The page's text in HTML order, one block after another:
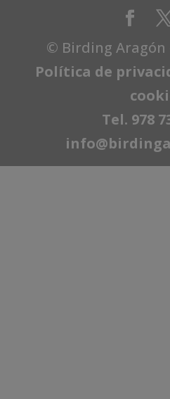
© Birding
Política de
Tel. 978